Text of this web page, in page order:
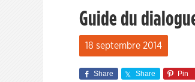
Guide du
18 septembre 2014
Share Share Pin